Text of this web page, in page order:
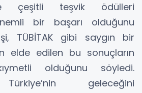
çeşitli teşvik ödülleri
bir başarı olduğunu
TÜBİTAK gibi saygın bir
elde edilen bu sonuçların
olduğunu söyledi.
geleceğini